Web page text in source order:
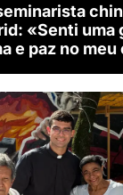
«Senti uma
e paz no